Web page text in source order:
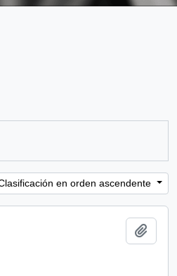
en orden ascendente